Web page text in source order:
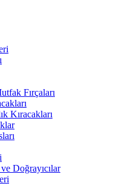
Fırçaları
Kıracakları
Doğrayıcılar